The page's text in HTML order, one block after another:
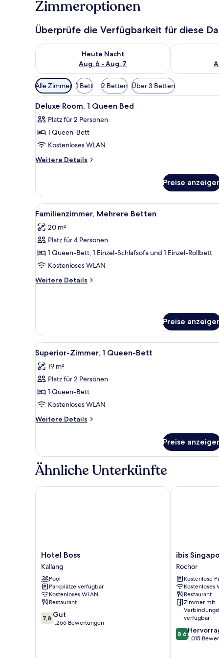
Zimmeroptionen
Überprüfe die Verfügbarkeit für diese
Heute Nacht
Aug. 6 - Aug. 7
Überprüfe die Verfügbarkeit für heute Nacht, Aug. 6
Überprüfe
Verfügbare
Filter
für
Alle Zimmer 1 Bett 2 Betten Über 3 Betten
Alle
Fotos
für
Deluxe
Room,
1
anzeigen
Ein Hotelzimmer mit Bett,
7
Deluxe Room, 1 Queen Bed
Platz für 2 Personen
1 Queen-Bett
Kostenloses WLAN
Weitere Details
Weitere
Room,
Queen
Preise
Alle
Fotos
für
Familienzimmer,
Mehrere
Betten
anzeigen
Ein Hotelzimmer mit zwei
5
Familienzimmer, Mehrere Betten
20 m²
Platz für 4 Personen
1 Queen-Bett, 1 Einzel-Schlafsofa und 1 Einzel-Rollbett
Kostenloses WLAN
Weitere Details
Weitere
Preise
Alle
Fotos
für
Superior-
Zimmer,
1
Queen-
Bett
Superior-Zimmer, 1 Queen-
4
Superior-Zimmer, 1 Queen-Bett
19 m²
Platz für 2 Personen
1 Queen-Bett
Kostenloses WLAN
Weitere Details
Weitere
Zimmer,
Queen-
Preise
Ähnliche Unterkünfte
Hotel
Boss
Kallang
Hotel Boss
Kallang
Pool
Parkplätze verfügbar
Kostenloses WLAN
Restaurant
7.8
von
7,8 Gut
1.266 Bewertungen
Hotel Boss
ibis
Singapore
On
Bencoolen
Rochor
ibis
Rochor
Kostenlose
Kostenloses
Restaurant
Zimmer mit
verfügbar
8.6
von
8,6
1.015
ibis